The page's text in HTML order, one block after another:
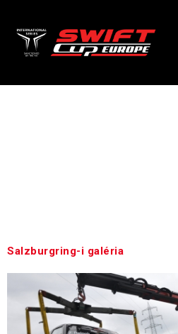
Salzburgring-i galéria